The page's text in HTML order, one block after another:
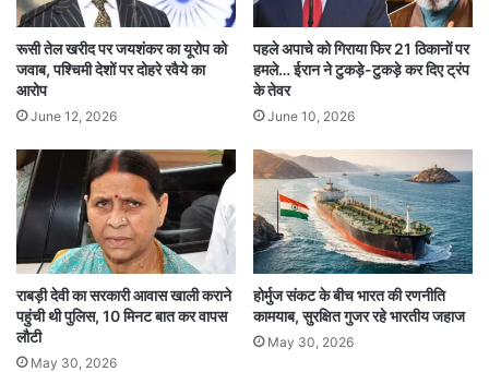
औपचारिकताएं शामिल होती हैं। यह सम्मान केंद्र या राज्य
सरकार द्वारा दिया जाता है।
नाम हरिकिशन गिरि गोस्वामी था। वे 24 जुलाई 1937 को
जन्मे थे। उन्हें देशभक्ति फिल्मों के लिए विशेष पहचान मिली
और उन्हें “भारत कुमार” के नाम से पुकारा जाता था। उनके
शानदार करियर के लिए उन्हें पद्मश्री (1992) और दादा
साहब फाल्के पुरस्कार (2016) जैसे प्रतिष्ठित पुरस्कार
मिले। इसके अलावा, उन्हें 7 फिल्मफेयर अवार्ड्स और
रूसी तेल खरीद पर जयशंकर का यूरोप को
जवाब, पश्चिमी देशों पर दोहरे रवैये का
आरोप
June 12, 2026
पहले अपाचे को गिराया फिर 21 ठिकानों पर
हमले… ईरान ने टुकड़े-टुकड़े कर दिए ट्रंप
के तेवर
June 10, 2026
राबड़ी देवी का सरकारी आवास खाली कराने
पहुंची थी पुलिस, 10 मिनट बात कर वापस
लौटी
May 30, 2026
होर्मुज संकट के बीच भारत की रणनीति
कामयाब, सुरक्षित गुजर रहे भारतीय जहाज
May 30, 2026